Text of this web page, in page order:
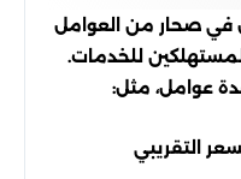
في صحار من العوامل
للخدمات.
عوامل، مثل:
التقريبي